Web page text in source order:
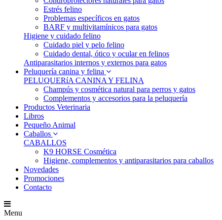
Estrés felino
Problemas específicos en gatos
BARF y multivitamínicos para gatos
Higiene y cuidado felino
Cuidado piel y pelo felino
Cuidado dental, ótico y ocular en felinos
Antiparasitarios internos y externos para gatos
Peluquería canina y felina
PELUQUERíA CANINA Y FELINA
Champús y cosmética natural para perros y gatos
Complementos y accesorios para la peluquería
Productos Veterinaria
Libros
Pequeño Animal
Caballos
CABALLOS
K9 HORSE Cosmética
Higiene, complementos y antiparasitarios para caballos
Novedades
Promociones
Contacto
Menu